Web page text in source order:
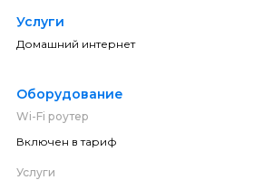
Услуги
Домашний интернет
Оборудование
Wi-Fi роутер
Включен в тариф
Услуги